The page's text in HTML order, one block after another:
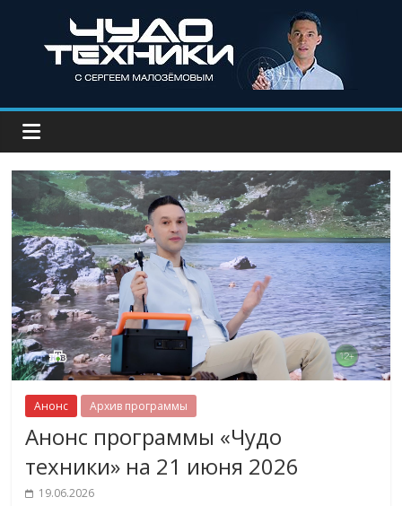
Анонс Архив программы
Анонс программы «Чудо
техники» на 21 июня 2026
19.06.2026